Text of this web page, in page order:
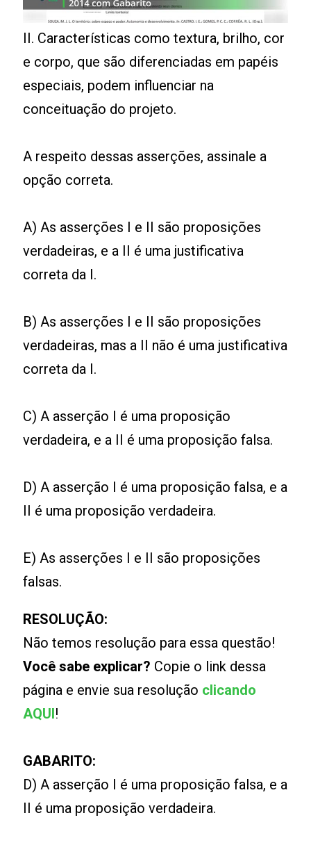
00:00/01:00
II. Características como textura, brilho, cor
e corpo, que são diferenciadas em papéis
especiais, podem influenciar na
conceituação do projeto.
A respeito dessas asserções, assinale a
opção correta.
A) As asserções I e II são proposições
verdadeiras, e a II é uma justificativa
correta da I.
B) As asserções I e II são proposições
verdadeiras, mas a II não é uma justificativa
correta da I.
C) A asserção I é uma proposição
verdadeira, e a II é uma proposição falsa.
D) A asserção I é uma proposição falsa, e a
II é uma proposição verdadeira.
E) As asserções I e II são proposições
falsas.
RESOLUÇÃO:
Não temos resolução para essa questão!
Você sabe explicar? Copie o link dessa
página e envie sua resolução clicando
AQUI!
GABARITO:
D) A asserção I é uma proposição falsa, e a
II é uma proposição verdadeira.